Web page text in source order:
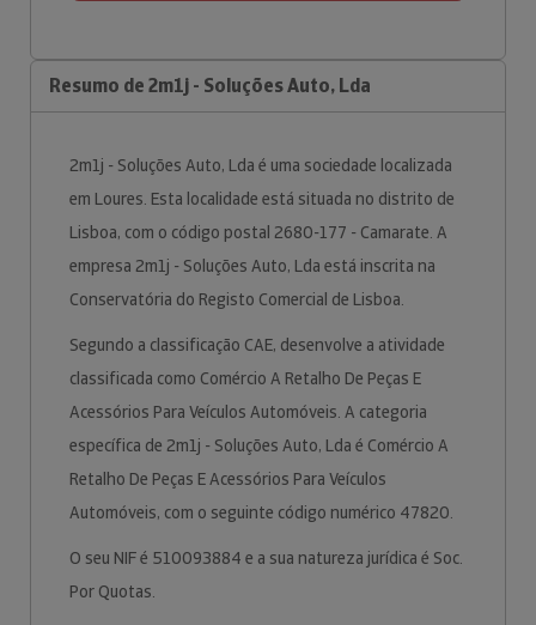
Resumo de 2m1j - Soluções Auto, Lda
2m1j - Soluções Auto, Lda é uma sociedade localizada
em Loures. Esta localidade está situada no distrito de
Lisboa, com o código postal 2680-177 - Camarate. A
empresa 2m1j - Soluções Auto, Lda está inscrita na
Conservatória do Registo Comercial de Lisboa.
Segundo a classificação CAE, desenvolve a atividade
classificada como Comércio A Retalho De Peças E
Acessórios Para Veículos Automóveis. A categoria
específica de 2m1j - Soluções Auto, Lda é Comércio A
Retalho De Peças E Acessórios Para Veículos
Automóveis, com o seguinte código numérico 47820.
O seu NIF é 510093884 e a sua natureza jurídica é Soc.
Por Quotas.